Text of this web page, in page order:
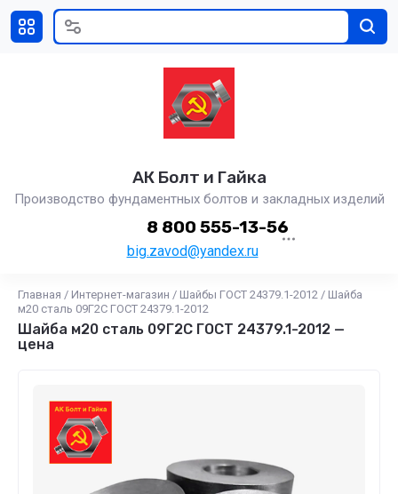
АК Болт и Гайка
Производство фундаментных болтов и закладных изделий
big.zavod@yandex.ru
8 800 555-13-56
Главная / Интернет-магазин / Шайбы ГОСТ 24379.1-2012 / Шайба
м20 сталь 09Г2С ГОСТ 24379.1-2012
Шайба м20 сталь 09Г2С ГОСТ 24379.1-2012 —
цена